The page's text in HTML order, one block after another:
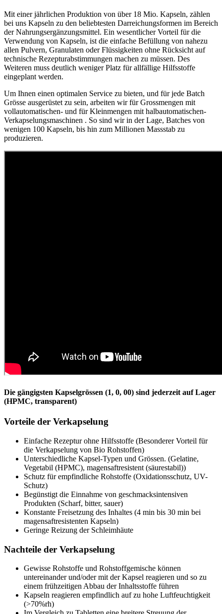
Mit einer jährlichen Produktion von über 18 Mio. Kapseln, zählen
bei uns Kapseln zu den beliebtesten Darreichungsformen im Bereich
der Nahrungsergänzungsmittel. Ein wesentlicher Vorteil für die
Verwendung von Kapseln, ist die einfache Befüllung von nahezu
allen Pulvern, Granulaten oder Flüssigkeiten ohne Rücksicht auf
technische Rezepturabstimmungen machen zu müssen. Des
Weiteren muss deutlich weniger Platz für allfällige Hilfsstoffe
eingeplant werden.
Um Ihnen einen optimalen Service zu bieten, und für jede Batch
Grösse ausgerüstet zu sein, arbeiten wir für Grossmengen mit
vollautomatischen- und für Kleinmengen mit halbautomatischen-
Verkapselungsmaschinen . So sind wir in der Lage, Batches von
wenigen 100 Kapseln, bis hin zum Millionen Massstab zu
produzieren.
Die gängigsten Kapselgrössen (1, 0, 00) sind jederzeit auf Lager
(HPMC, transparent)
Vorteile der Verkapselung
Einfache Rezeptur ohne Hilfsstoffe (Besonderer Vorteil für
die Verkapselung von Bio Rohstoffen)
Unterschiedliche Kapsel-Typen und Grössen. (Gelatine,
Vegetabil (HPMC), magensaftresistent (säurestabil))
Schutz für empfindliche Rohstoffe (Oxidationsschutz, UV-
Schutz)
Begünstigt die Einnahme von geschmacksintensiven
Produkten (Scharf, bitter, sauer)
Konstante Freisetzung des Inhaltes (4 min bis 30 min bei
magensaftresistenten Kapseln)
Geringe Reizung der Schleimhäute
Nachteile der Verkapselung
Gewisse Rohstoffe und Rohstoffgemische können
untereinander und/oder mit der Kapsel reagieren und so zu
einem frühzeitigen Abbau der Inhaltsstoffe führen
Kapseln reagieren empfindlich auf zu hohe Luftfeuchtigkeit
(>70%rh)